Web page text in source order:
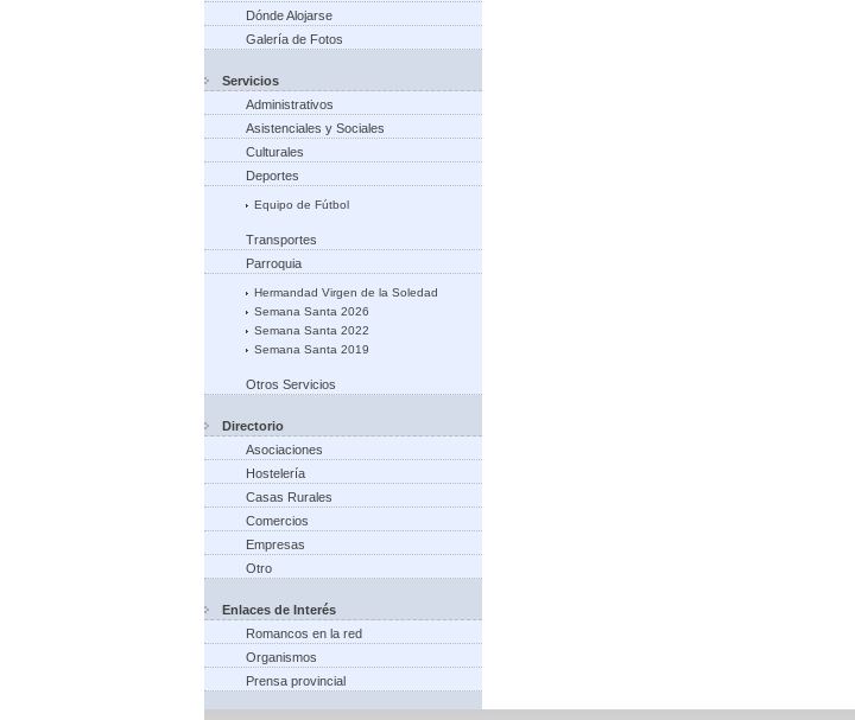
Dónde Alojarse
Galería de Fotos
Servicios
Administrativos
Asistenciales y Sociales
Culturales
Deportes
Equipo de Fútbol
Transportes
Parroquia
Hermandad Virgen de la Soledad
Semana Santa 2026
Semana Santa 2022
Semana Santa 2019
Otros Servicios
Directorio
Asociaciones
Hostelería
Casas Rurales
Comercios
Empresas
Otro
Enlaces de Interés
Romancos en la red
Organismos
Prensa provincial